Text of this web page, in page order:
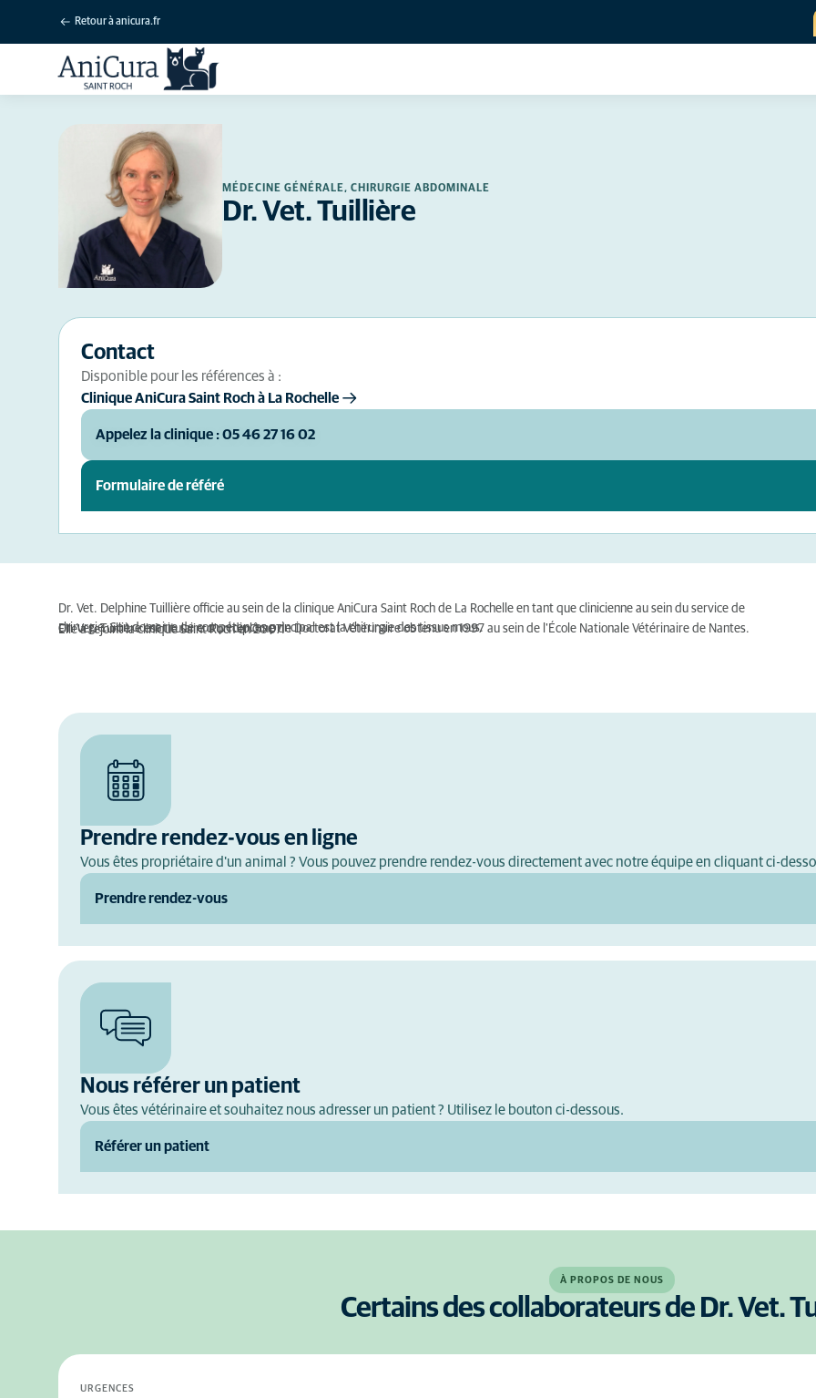
Retour à anicura.fr
MÉDECINE GÉNÉRALE, CHIRURGIE ABDOMINALE
Dr. Vet. Tuillière
Contact
Disponible pour les références à :
Clinique AniCura Saint Roch à La Rochelle
Appelez la clinique : 05 46 27 16 02
Formulaire de référé
Dr. Vet. Delphine Tuillière officie au sein de la clinique AniCura Saint Roch de La Rochelle en tant que clinicienne au sein du service de
chirurgie. Son domaine de compétences principal est la chirurgie des tissus mous.
Dr. Vet. Tuillière est titulaire d'un diplôme de Doctorat Vétérinaire obtenu en 1997 au sein de l'École Nationale Vétérinaire de Nantes.
Elle a rejoint la clinique Saint Roch en 2007.
Prendre rendez-vous en ligne
Vous êtes propriétaire d'un animal ? Vous pouvez prendre rendez-vous directement avec notre équipe en cliquant ci-
Prendre rendez-vous
Nous référer un patient
Vous êtes vétérinaire et souhaitez nous adresser un patient ? Utilisez le bouton ci-dessous.
Référer un patient
À PROPOS DE NOUS
Certains des collaborateurs de Dr. Vet.
URGENCES